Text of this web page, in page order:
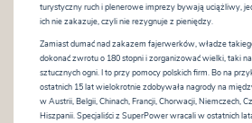
turystyczny ruch i plenerowe imprezy bywają uciążliwy,
ich nie zakazuje, czyli nie rezygnuje z pieniędzy.
Zamiast dumać nad zakazem fajerwerków, władze
dokonać zwrotu o 180 stopni i zorganizować wielki, taki
sztucznych ogni. I to przy pomocy polskich firm. Bo na
ostatnich 15 lat wielokrotnie zdobywała nagrody na
w Austrii, Belgii, Chinach, Francji, Chorwacji, Niemczech,
Hiszpanii. Specjaliści z SuperPower wracali w ostatnich